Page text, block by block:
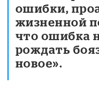
ошибки,
жизненной
что ошибка
рождать
новое».